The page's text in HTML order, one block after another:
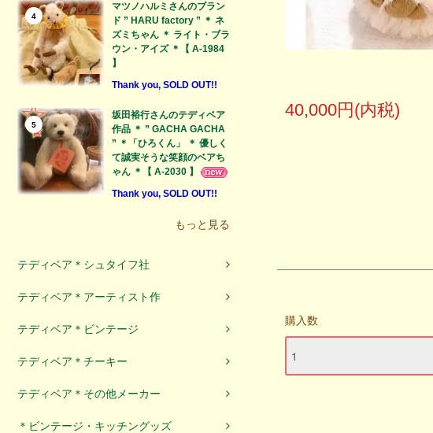
4
マツノハルミさんのブラン
ド ” HARU factory ” ＊ ネ
ズミちゃん ＊ ライト・ブラ
ウン・アイズ ＊【 A-1984
】
Thank you, SOLD OUT!!
5
坂田裕行さんのテディベア
作品 ＊ ” GACHA GACHA
” ＊「ひろくん」 ＊ 優しく
て誠実そうな笑顔のベアち
ゃん ＊【 A-2030 】
Thank you, SOLD OUT!!
もっと見る
テディベア＊シュタイフ社
テディベア＊アーティスト作
テディベア＊ビンテージ
テディベア＊チーキー
テディベア＊その他メーカー
＊ビンテージ・キッチングッズ
40,000円(内税)
購入数